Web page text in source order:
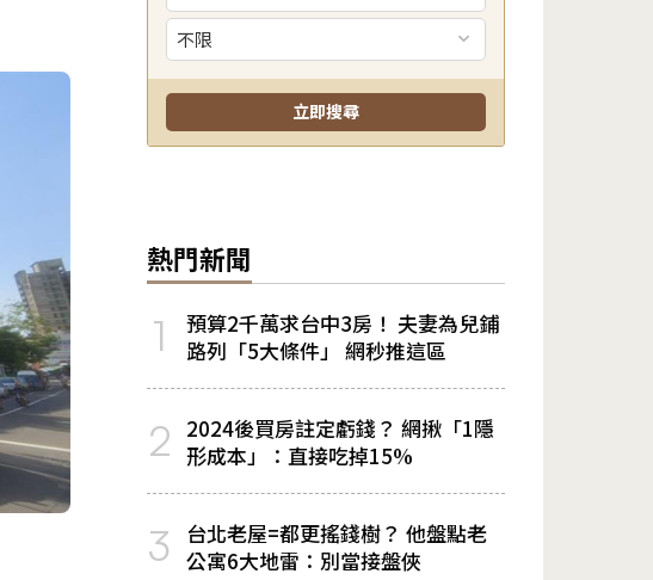
熱門新聞
1
預算2千萬求台中3房！ 夫妻為兒鋪
路列「5大條件」 網秒推這區
2 2024後買房註定虧錢？ 網揪「1隱
形成本」：直接吃掉15%
3
台北老屋=都更搖錢樹？ 他盤點老
公寓6大地雷：別當接盤俠